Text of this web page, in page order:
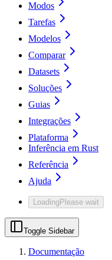
Modos
Tarefas
Modelos
Comparar
Datasets
Soluções
Guias
Integrações
Plataforma
Inferência em Rust
Referência
Ajuda
LoadingPlease wait
Toggle Sidebar
Documentação